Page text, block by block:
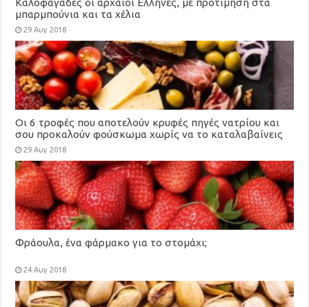
μπαρμπούνια και τα χέλια
29 Αυγ 2018
Οι 6 τροφές που αποτελούν κρυφές πηγές νατρίου και
σου προκαλούν φούσκωμα χωρίς να το καταλαβαίνεις
29 Αυγ 2018
Φράουλα, ένα φάρμακο για το στομάχι;
24 Αυγ 2018